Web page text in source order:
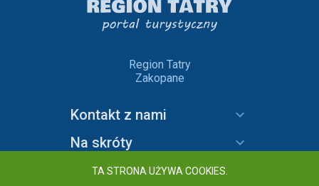
Region Tatry
Zakopane
Kontakt z nami
Na skróty
Informacje
TA STRONA UŻYWA COOKIES.